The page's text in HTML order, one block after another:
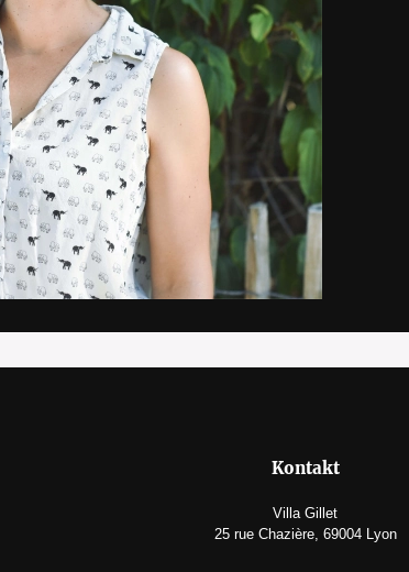
Kontakt
Villa Gillet
25 rue Chazière, 69004 Lyon